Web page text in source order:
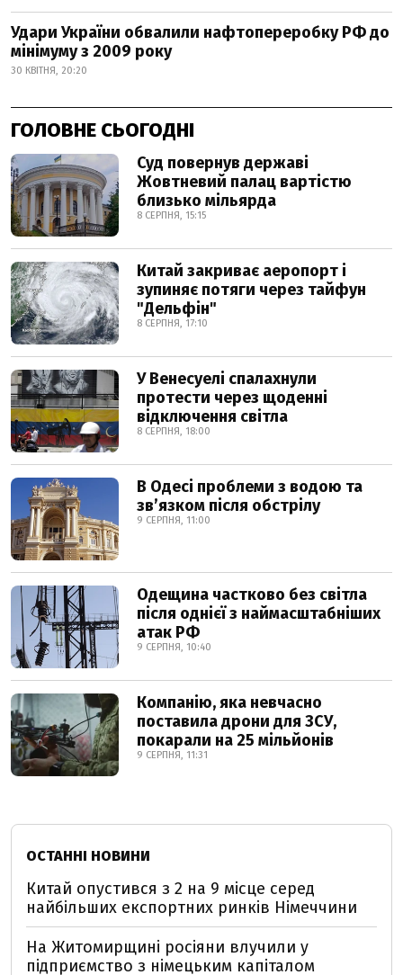
Удари України обвалили нафтопереробку РФ до
мінімуму з 2009 року
30 КВІТНЯ, 20:20
ГОЛОВНЕ СЬОГОДНІ
Суд повернув державі
Жовтневий палац вартістю
близько мільярда
8 СЕРПНЯ, 15:15
Китай закриває аеропорт і
зупиняє потяги через тайфун
"Дельфін"
8 СЕРПНЯ, 17:10
У Венесуелі спалахнули
протести через щоденні
відключення світла
8 СЕРПНЯ, 18:00
В Одесі проблеми з водою та
звʼязком після обстрілу
9 СЕРПНЯ, 11:00
Одещина частково без світла
після однієї з наймасштабніших
атак РФ
9 СЕРПНЯ, 10:40
Компанію, яка невчасно
поставила дрони для ЗСУ,
покарали на 25 мільйонів
9 СЕРПНЯ, 11:31
ОСТАННІ НОВИНИ
Китай опустився з 2 на 9 місце серед
найбільших експортних ринків Німеччини
На Житомирщині росіяни влучили у
підприємство з німецьким капіталом